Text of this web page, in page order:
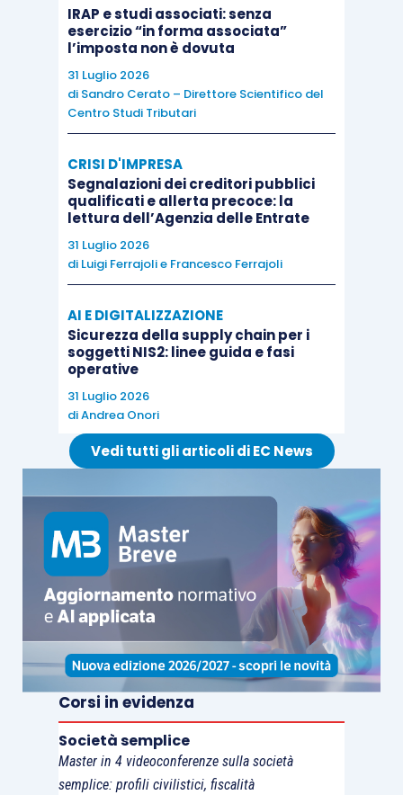
che è alla base di qualsiasi procedura in
continuità.
Si ritiene pertanto che la disciplina in esame,
salvo casi particolari, possa essere più
agevolmente utilizzata per i concordati e gli
accordi di ristrutturazione del debito di natura
liquidatoria, dove l’attesa dell’ammissione alla
procedura di concordato o del decreto di
omologa dell’accordo di ristrutturazione del
debito sicuramente non pregiudicano la
copertura del fabbisogno finanziario che è alla
base di qualsiasi procedura in continuità.
Per approfondire le problematiche relative alla crisi
d’impresa vi raccomandiamo il seguente master di
specializzazione:
IRAP e studi associati: senza
esercizio “in forma associata”
l’imposta non è dovuta
31 Luglio 2026
di Sandro Cerato – Direttore Scientifico del
Centro Studi Tributari
CRISI D'IMPRESA
Segnalazioni dei creditori pubblici
qualificati e allerta precoce: la
lettura dell’Agenzia delle Entrate
31 Luglio 2026
di Luigi Ferrajolie Francesco Ferrajoli
AI E DIGITALIZZAZIONE
Sicurezza della supply chain per i
soggetti NIS2: linee guida e fasi
operative
31 Luglio 2026
diAndrea Onori
Vedi tutti gli articoli di EC News
Corsi in evidenza
Società semplice
Master in 4 videoconferenze sulla società
semplice: profili civilistici, fiscalità